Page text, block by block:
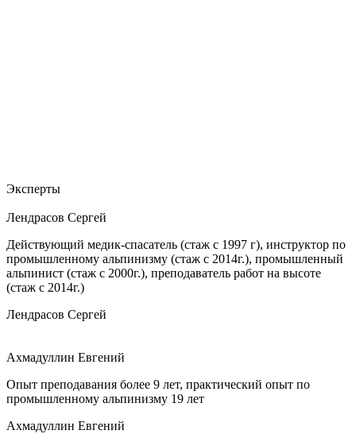
Эксперты
Лендрасов Сергей
Действующий медик-спасатель (стаж с 1997 г), инструктор по
промышленному альпинизму (стаж с 2014г.), промышленный
альпинист (стаж с 2000г.), преподаватель работ на высоте
(стаж с 2014г.)
Лендрасов Сергей
Ахмадуллин Евгений
Опыт преподавания более 9 лет, практический опыт по
промышленному альпинизму 19 лет
Ахмадуллин Евгений